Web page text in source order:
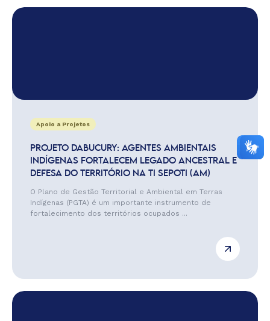
Apoio a Projetos
PROJETO DABUCURY: AGENTES AMBIENTAIS
INDÍGENAS FORTALECEM LEGADO ANCESTRAL E
DEFESA DO TERRITÓRIO NA TI SEPOTI (AM)
O Plano de Gestão Territorial e Ambiental em Terras
Indígenas (PGTA) é um importante instrumento de
fortalecimento dos territórios ocupados ...